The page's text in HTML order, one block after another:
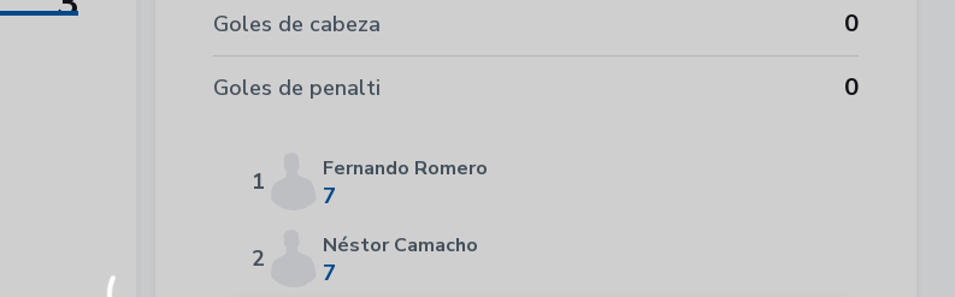
Goles de cabeza 0
Goles de penalti 0
1 Fernando Romero
7
2 Néstor Camacho
7